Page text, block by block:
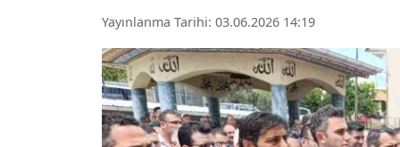
Yayınlanma Tarihi: 03.06.2026 14:19